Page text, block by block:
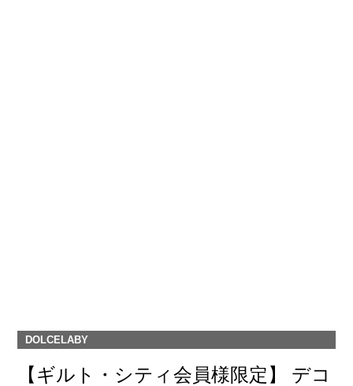
DOLCELABY
【ギルト・シティ会員様限定】 デコ